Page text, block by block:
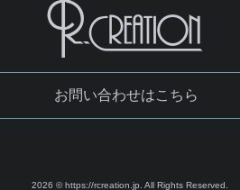
お問い合わせはこちら
2026 © https://rcreation.jp. All Rights Reserved.